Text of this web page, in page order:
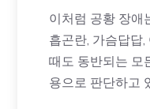
이처럼 공황 장애
흡곤란, 가슴답답
때도 동반되는 모
용으로 판단하고